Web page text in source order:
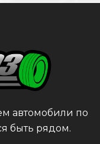
автомобили по
быть рядом.